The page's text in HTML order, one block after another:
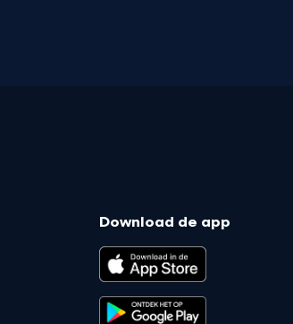
Download de app